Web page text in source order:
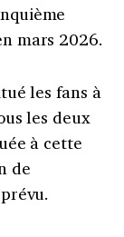
mars 2026.
les fans à
les deux
à cette
de